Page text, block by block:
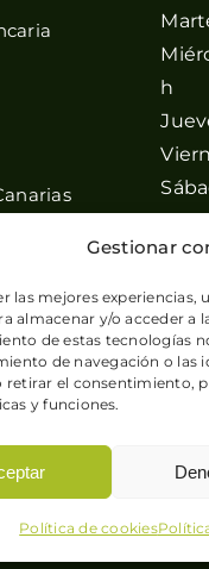
Gestionar
las mejores
almacenar y/o acceder a
de estas tecnologías
de navegación o las
retirar el consentimiento,
y funciones.
Política de cookies
h
cookies| Sitio web